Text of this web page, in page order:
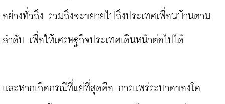
อย่างทั่วถึง รวมถึงจะขยายไปถึงประเทศเพื่อนบ้านตาม
ลำดับ เพื่อให้เศรษฐกิจประเทศเดินหน้าต่อไปได้
และหากเกิดกรณีที่แย่ที่สุดคือ การแพร่ระบาดของโค